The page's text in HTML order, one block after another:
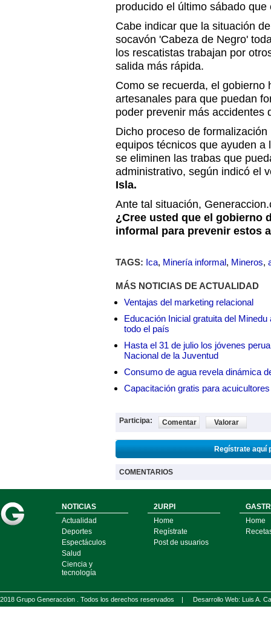
producido el último sábado
Cabe indicar que la situación
socavón 'Cabeza de Negro'
los rescatistas trabajan por
salida más rápida.
Como se recuerda, el gobierno
artesanales para que puedan
poder prevenir más accidentes
Dicho proceso de
equipos técnicos que ayuden
se eliminen las trabas que
administrativo, según indicó el
Isla.
Ante tal situación,
¿Cree usted que el gobierno
informal para prevenir estos
TAGS: Ica, Minería informal, Mineros,
MÁS NOTICIAS DE ACTUALIDAD
Ventajas del marketing relacional
Educación Inicial gratuita del
todo el país
Hasta el 31 de julio los jóvenes
Nacional de la Juventud
Consumo de agua revela dinámica
Capacitación gratis para
Participa: Comentar Valorar
Regístrate aquí
COMENTARIOS
NOTICIAS
Actualidad
Deportes
Espectáculos
Salud
Ciencia y
tecnología
2URPI
Home
Regístrate
Post de usuarios
Home
2018 Grupo Generaccion . Todos los derechos reservados | Desarrollo Web: Luis